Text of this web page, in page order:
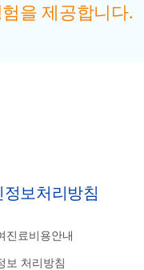
을 제공합니다.
정보처리방침
진료비용안내
보 처리방침